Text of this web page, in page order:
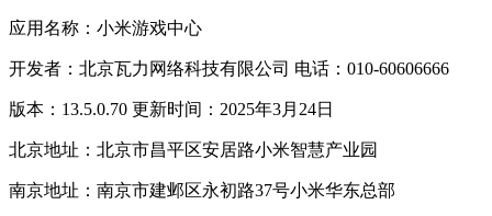
应用名称：小米游戏中心
开发者：北京瓦力网络科技有限公司 电话：010-60606666
版本：13.5.0.70 更新时间：2025年3月24日
北京地址：北京市昌平区安居路小米智慧产业园
南京地址：南京市建邺区永初路37号小米华东总部